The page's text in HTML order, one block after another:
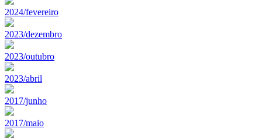
2024/fevereiro
2023/dezembro
2023/outubro
2023/abril
2017/junho
2017/maio